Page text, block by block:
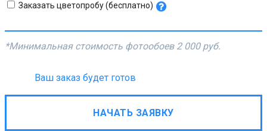
Заказать цветопробу (бесплатно)
*Минимальная стоимость фотообоев 2 000 руб.
Ваш заказ будет готов
НАЧАТЬ ЗАЯВКУ